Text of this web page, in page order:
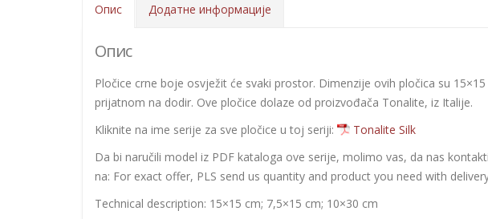
Опис Додатне информације
Опис
Pločice crne boje osvježit će svaki prostor. Dimenzije ovih pločica su
prijatnom na dodir. Ove pločice dolaze od proizvođača Tonalite, iz Italije.
Kliknite na ime serije za sve pločice u toj seriji:
Tonalite Silk
Da bi naručili model iz PDF kataloga ove serije, molimo vas, da nas
na: For exact offer, PLS send us quantity and product you need with
Technical description: 15×15 cm; 7,5×15 cm; 10×30 cm